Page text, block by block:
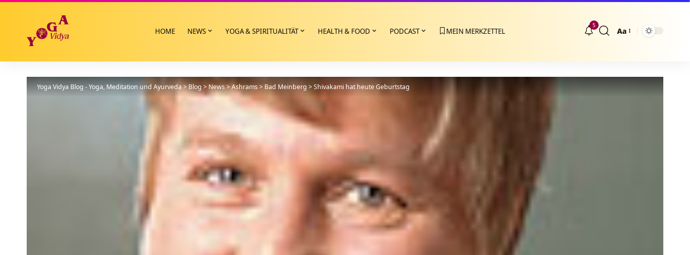
HOME NEWS YOGA & SPIRITUALITÄT HEALTH & FOOD PODCAST MEIN MERKZETTEL
5
Größenänderung
Aa
Yoga Vidya Blog - Yoga, Meditation und Ayurveda>Blog>News>Ashrams>Bad Meinberg>Shivakami hat heute Geburtstag